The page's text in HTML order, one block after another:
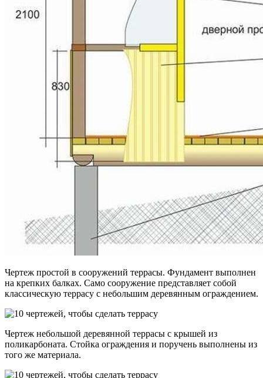
Чертеж простой в сооружений террасы. Фундамент выполнен
на крепких балках. Само сооружение представляет собой
классическую террасу с небольшим деревянным ограждением.
Чертеж небольшой деревянной террасы с крышей из
поликарбоната. Стойка ограждения и поручень выполнены из
того же материала.